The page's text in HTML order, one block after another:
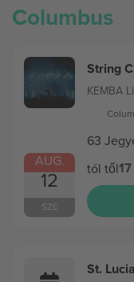
Columbus
AUG.
12
SZE
String
KEMBA
63
tól től
St. Lucia